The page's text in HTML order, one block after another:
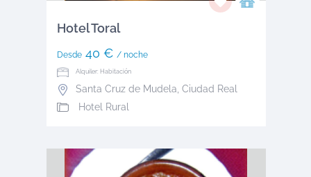
Hotel Toral
Desde40 € / noche
Alquiler: Habitación
Santa Cruz de Mudela, Ciudad Real
Hotel Rural